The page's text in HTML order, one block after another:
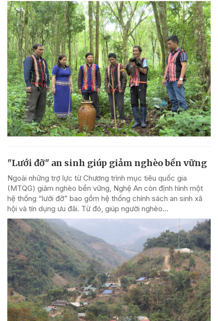
"Lưới đỡ" an sinh giúp giảm nghèo bền vững
Ngoài những trợ lực từ Chương trình mục tiêu quốc gia
(MTQG) giảm nghèo bền vững, Nghệ An còn định hình một
hệ thống “lưới đỡ” bao gồm hệ thống chính sách an sinh xã
hội và tín dụng ưu đãi. Từ đó, giúp người nghèo...